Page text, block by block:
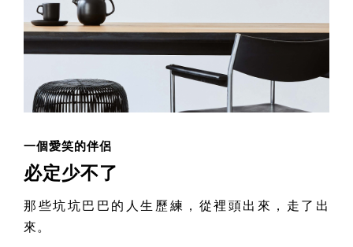
一個愛笑的伴侶
必定少不了
那些坑坑巴巴的人生歷練，從裡頭出來，走了出
來。